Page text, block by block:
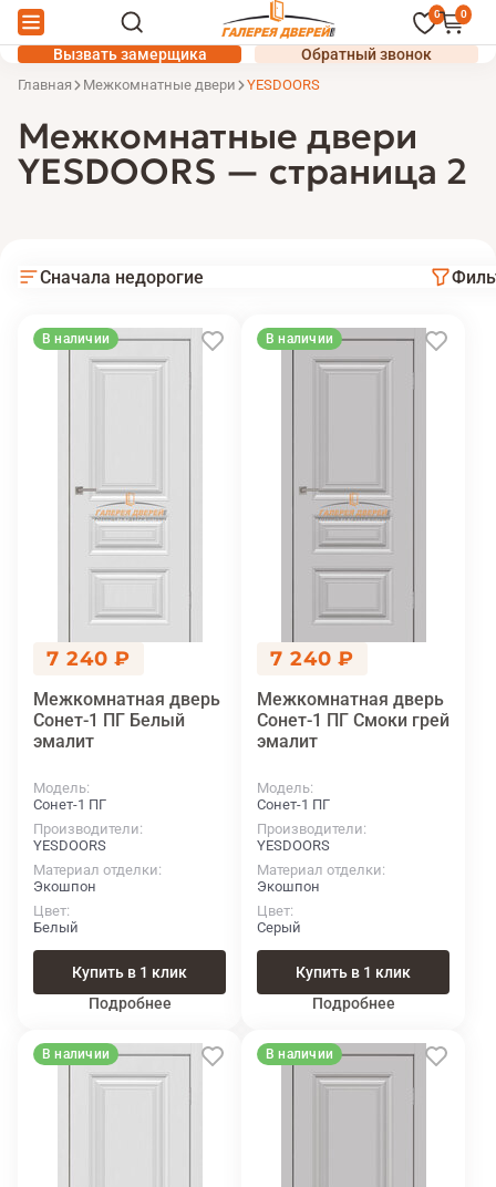
0 0
Вызвать замерщика Обратный звонок
Главная Межкомнатные двери YESDOORS
Межкомнатные двери
YESDOORS — страница 2
Сначала недорогие
В наличии
7 240 ₽
Межкомнатная дверь
Сонет-1 ПГ Белый
эмалит
Модель
Сонет-1 ПГ
Производители
YESDOORS
Материал отделки
Экошпон
Цвет
Белый
Купить в 1 клик
Подробнее
В наличии
7 240 ₽
Межкомнатная дверь
Сонет-1 ПГ Смоки грей
эмалит
Модель
Сонет-1 ПГ
Производители
YESDOORS
Материал отделки
Экошпон
Цвет
Серый
Купить в 1 клик
Подробнее
В наличии В наличии